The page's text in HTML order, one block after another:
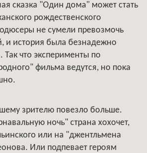
сказка "Один дома" может стать
рождественского
не сумели превозмочь
и история была безнадежно
Так что эксперименты по
фильма ведутся, но пока
зрителю повезло больше.
ночь" страна хохочет,
или на "джентльмена
Или подпевает героям